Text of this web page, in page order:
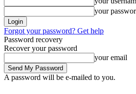
your
Forgot your password? Get help
Password recovery
Recover your password
your email
A password will be e-mailed to you.